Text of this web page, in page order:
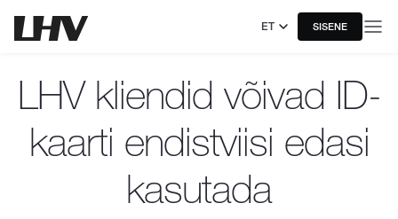
ET SISENE
LHV kliendid võivad ID-
kaarti endistviisi edasi
kasutada